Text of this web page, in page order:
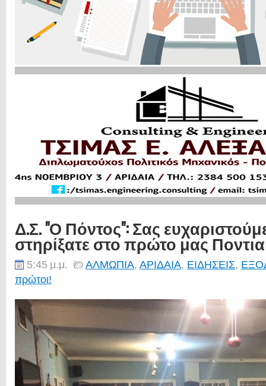
Δ.Σ. "Ο Πόντος": Σας
στηρίξατε στο πρώτο μας
5:45 μ.μ. ΑΛΜΩΠΙΑ, ΑΡΙΔΑΙΑ, ΕΙΔΗΣΕΙΣ,
πρώτοι!